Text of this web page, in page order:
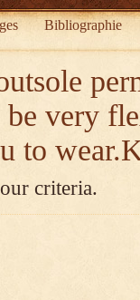
Bibliographie
very
to
criteria.